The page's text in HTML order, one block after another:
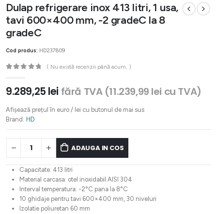
Dulap refrigerare inox 413 litri, 1 usa,
tavi 600×400 mm, -2 gradeC la 8
gradeC
Cod produs: HD237809
( Nu există recenzii până acum. )
9.289,25 lei fără TVA (11.239,99 lei cu TVA)
Afișează prețul în euro / lei cu butonul de mai sus
Brand: HD
ADAUGA IN COS
Capacitate: 413 litri
Material carcasa: otel inoxidabil AISI 304
Interval temperatura: -2°C pana la 8°C
10 ghidaje pentru tavi 600×400 mm, 30 niveluri
Izolatie poliuretan 60 mm